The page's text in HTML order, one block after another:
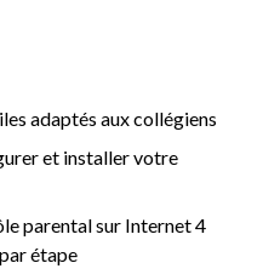
adaptés aux collégiens
et installer votre
parental sur Internet 4
étape